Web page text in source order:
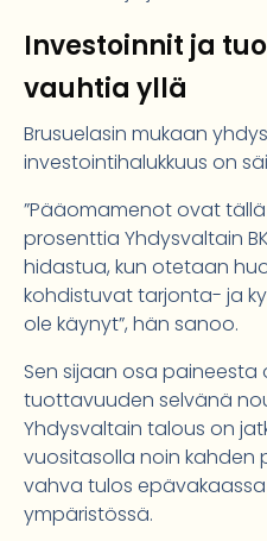
Investoinnit ja
vauhtia yllä
Brusuelasin mukaan
investointihalukkuus on
”Pääomamenot ovat tällä
prosenttia Yhdysvaltain
hidastua, kun otetaan
kohdistuvat tarjonta- ja
ole käynyt”, hän sanoo.
Sen sijaan osa
tuottavuuden selvänä
Yhdysvaltain talous on
vuositasolla noin kahden
vahva tulos
ympäristössä.